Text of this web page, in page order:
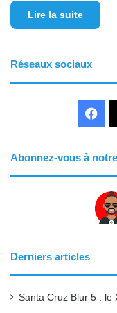
Lire la suite
Réseaux sociaux
e
b
o
Abonnez-vous à
Derniers articles
Santa Cruz Blur 5 : le